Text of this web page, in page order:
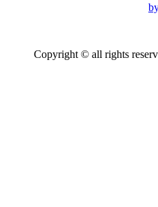
Copyright © all rights